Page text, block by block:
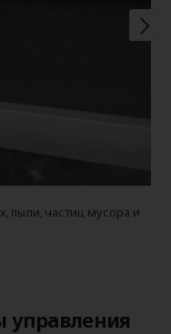
пыли, частиц мусора и